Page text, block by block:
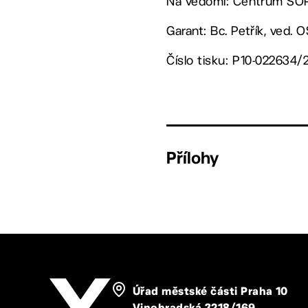
Garant: Bc. Petřík, ved.
Číslo tisku: P10-022634/
Přílohy
Úřad městské části Praha 10